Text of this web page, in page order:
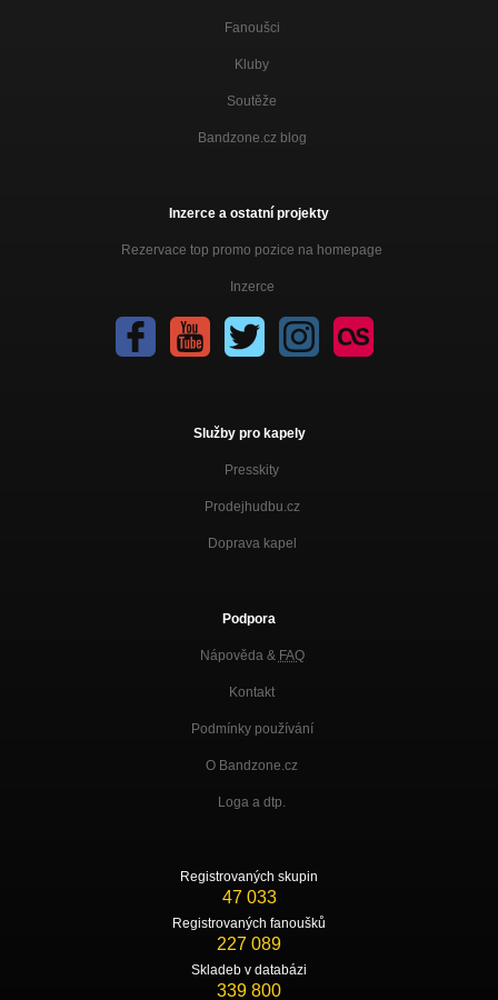
Fanoušci
Kluby
Soutěže
Bandzone.cz blog
Inzerce a ostatní projekty
Rezervace top promo pozice na homepage
Inzerce
Služby pro kapely
Presskity
Prodejhudbu.cz
Doprava kapel
Podpora
Nápověda & FAQ
Kontakt
Podmínky používání
O Bandzone.cz
Loga a dtp.
Registrovaných skupin
47 033
Registrovaných fanoušků
227 089
Skladeb v databázi
339 800